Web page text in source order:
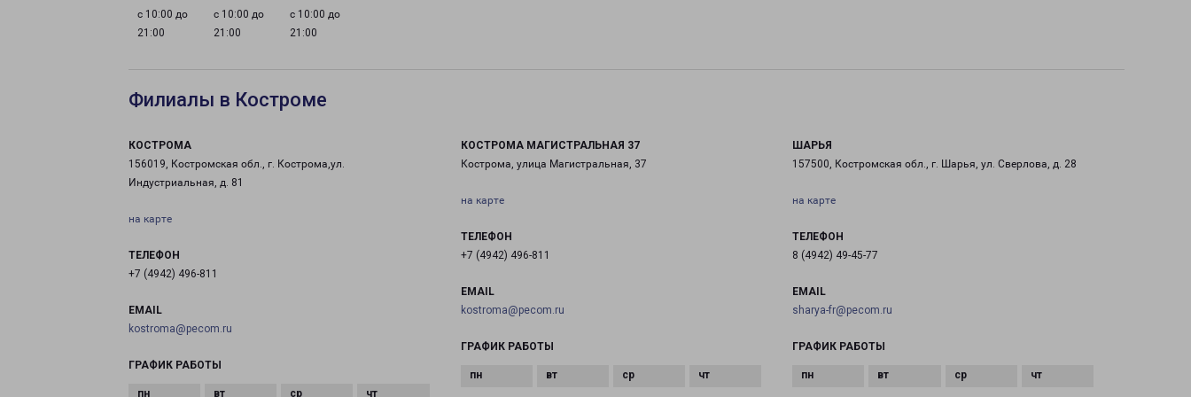
с 10:00 до
21:00
с 10:00 до
21:00
с 10:00 до
21:00
Филиалы в Костроме
КОСТРОМА
156019, Костромская обл., г. Кострома,ул.
Индустриальная, д. 81
на карте
ТЕЛЕФОН
+7 (4942) 496-811
EMAIL
kostroma@pecom.ru
ГРАФИК РАБОТЫ
КОСТРОМА МАГИСТРАЛЬНАЯ 37
Кострома, улица Магистральная, 37
на карте
ТЕЛЕФОН
+7 (4942) 496-811
EMAIL
kostroma@pecom.ru
ГРАФИК РАБОТЫ
ШАРЬЯ
157500, Костромская обл., г. Шарья, ул. Сверлова, д. 28
на карте
ТЕЛЕФОН
8 (4942) 49-45-77
EMAIL
sharya-fr@pecom.ru
ГРАФИК РАБОТЫ